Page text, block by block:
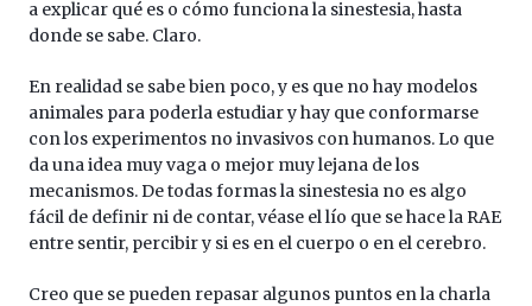
a explicar qué es o cómo funciona la sinestesia, hasta
donde se sabe. Claro.
En realidad se sabe bien poco, y es que no hay modelos
animales para poderla estudiar y hay que conformarse
con los experimentos no invasivos con humanos. Lo que
da una idea muy vaga o mejor muy lejana de los
mecanismos. De todas formas la sinestesia no es algo
fácil de definir ni de contar, véase el lío que se hace la RAE
entre sentir, percibir y si es en el cuerpo o en el cerebro.
Creo que se pueden repasar algunos puntos en la charla